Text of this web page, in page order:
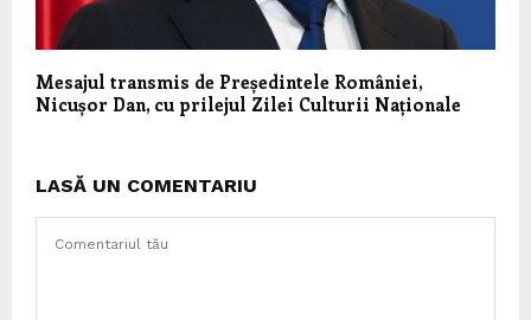
Mesajul transmis de Președintele României,
Nicușor Dan, cu prilejul Zilei Culturii Naționale
LASĂ UN COMENTARIU